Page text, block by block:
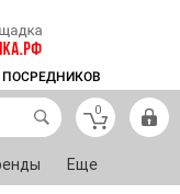
ПОСРЕДНИКОВ
0
Еще